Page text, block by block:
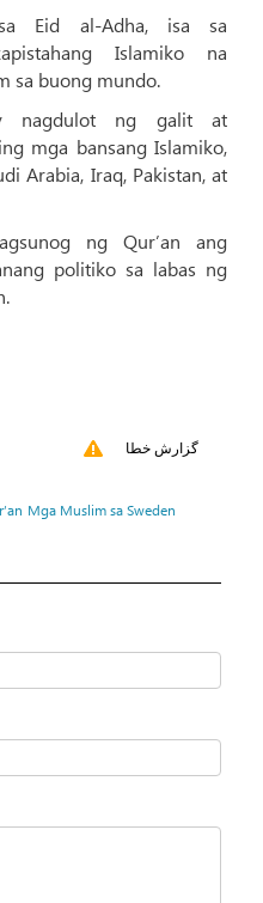
Eid al-Adha, isa sa
Islamiko na
sa buong mundo.
nagdulot ng galit at
mga bansang Islamiko,
Arabia, Iraq, Pakistan, at
ng Qur’an ang
politiko sa labas ng
گزارش خطا
Mga Muslim sa Sweden